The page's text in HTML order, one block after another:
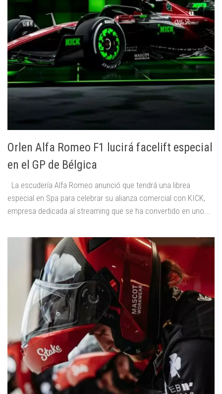
Orlen Alfa Romeo F1 lucirá facelift especial
en el GP de Bélgica
La escudería Alfa Romeo anunció que tendrá una librea
especial en Spa para celebrar su alianza comercial con KICK,
empresa dedicada al streaming que se ha convertido en uno...